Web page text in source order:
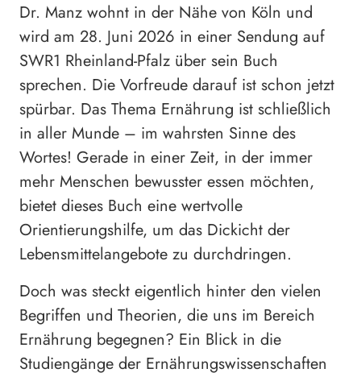
Dr. Manz wohnt in der Nähe von Köln und
wird am 28. Juni 2026 in einer Sendung auf
SWR1 Rheinland-Pfalz über sein Buch
sprechen. Die Vorfreude darauf ist schon jetzt
spürbar. Das Thema Ernährung ist schließlich
in aller Munde – im wahrsten Sinne des
Wortes! Gerade in einer Zeit, in der immer
mehr Menschen bewusster essen möchten,
bietet dieses Buch eine wertvolle
Orientierungshilfe, um das Dickicht der
Lebensmittelangebote zu durchdringen.
Doch was steckt eigentlich hinter den vielen
Begriffen und Theorien, die uns im Bereich
Ernährung begegnen? Ein Blick in die
Studiengänge der Ernährungswissenschaften